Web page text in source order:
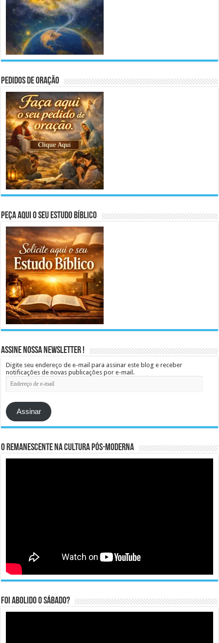
Pedidos de Oração
Peça aqui o seu Estudo Bíblico
Assine Nossa Newsletter !
Digite seu endereço de e-mail para assinar este blog e receber
notificações de novas publicações por e-mail.
Endereço
de
mail
Assinar
O remanescente na cultura pós-moderna
Foi abolido o sábado?